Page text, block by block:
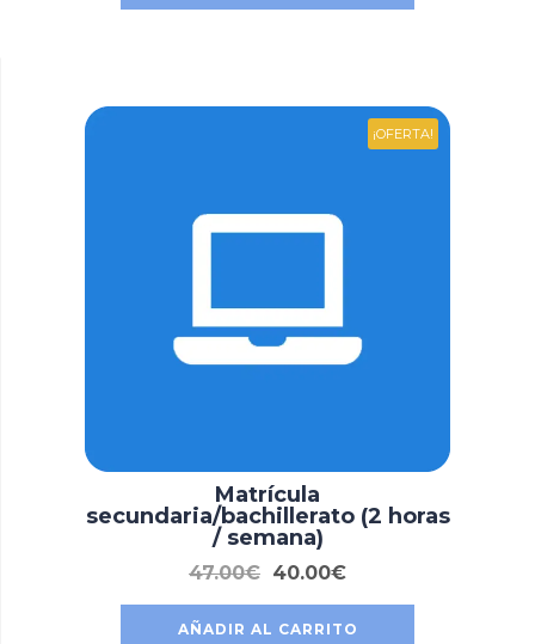
¡OFERTA!
Matrícula
secundaria/bachillerato (2 horas
/ semana)
47.00€ 40.00€
AÑADIR AL CARRITO